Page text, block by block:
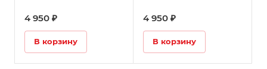
4 950 ₽
В корзину
4 950 ₽
В корзину